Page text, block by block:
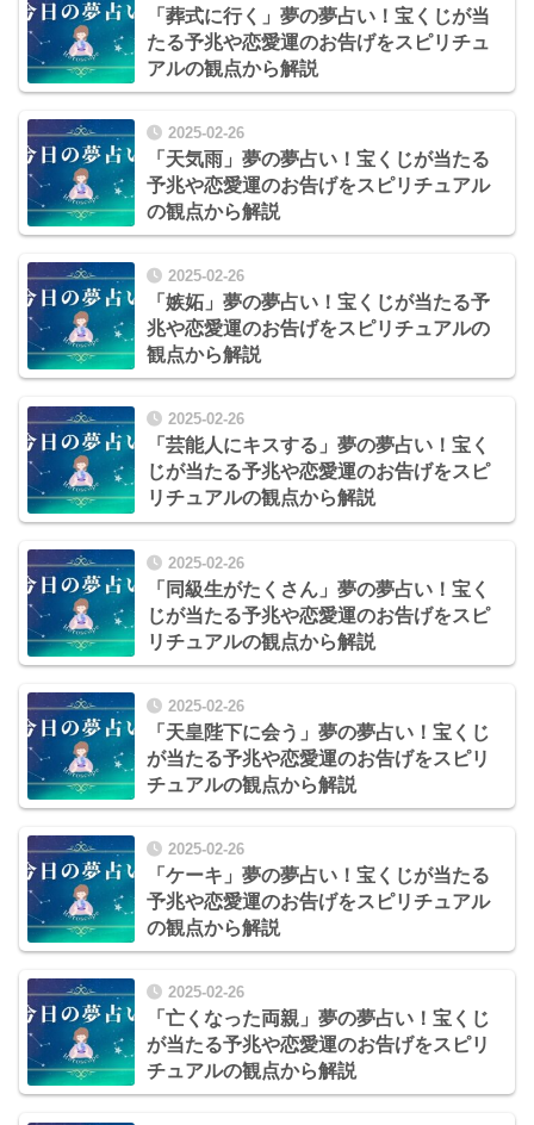
「葬式に行く」夢の夢占い！宝くじが当
たる予兆や恋愛運のお告げをスピリチュ
アルの観点から解説
2025-02-26
「天気雨」夢の夢占い！宝くじが当たる
予兆や恋愛運のお告げをスピリチュアル
の観点から解説
2025-02-26
「嫉妬」夢の夢占い！宝くじが当たる予
兆や恋愛運のお告げをスピリチュアルの
観点から解説
2025-02-26
「芸能人にキスする」夢の夢占い！宝く
じが当たる予兆や恋愛運のお告げをスピ
リチュアルの観点から解説
2025-02-26
「同級生がたくさん」夢の夢占い！宝く
じが当たる予兆や恋愛運のお告げをスピ
リチュアルの観点から解説
2025-02-26
「天皇陛下に会う」夢の夢占い！宝くじ
が当たる予兆や恋愛運のお告げをスピリ
チュアルの観点から解説
2025-02-26
「ケーキ」夢の夢占い！宝くじが当たる
予兆や恋愛運のお告げをスピリチュアル
の観点から解説
2025-02-26
「亡くなった両親」夢の夢占い！宝くじ
が当たる予兆や恋愛運のお告げをスピリ
チュアルの観点から解説